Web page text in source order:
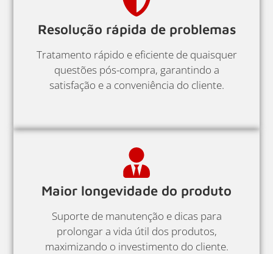
Resolução rápida de problemas
Tratamento rápido e eficiente de quaisquer
questões pós-compra, garantindo a
satisfação e a conveniência do cliente.
Maior longevidade do produto
Suporte de manutenção e dicas para
prolongar a vida útil dos produtos,
maximizando o investimento do cliente.